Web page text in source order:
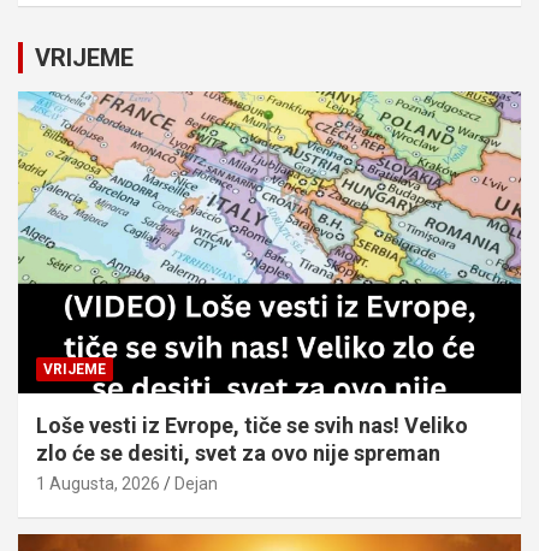
c
VRIJEME
VRIJEME
Loše vesti iz Evrope, tiče se svih nas! Veliko
zlo će se desiti, svet za ovo nije spreman
1 Augusta, 2026 Dejan